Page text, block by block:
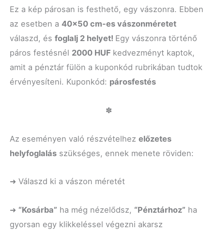
Ez a kép párosan is festhető, egy vászonra. Ebben
az esetben a 40×50 cm-es vászonméretet
válaszd, és foglalj 2 helyet! Egy vászonra történő
páros festésnél 2000 HUF kedvezményt kaptok,
amit a pénztár fülön a kuponkód rubrikában tudtok
érvényesíteni. Kuponkód: párosfestés
✽
Az eseményen való részvételhez előzetes
helyfoglalás szükséges, ennek menete röviden:
➜ Válaszd ki a vászon méretét
➜ “Kosárba” ha még nézelődsz, “Pénztárhoz” ha
gyorsan egy klikkeléssel végezni akarsz